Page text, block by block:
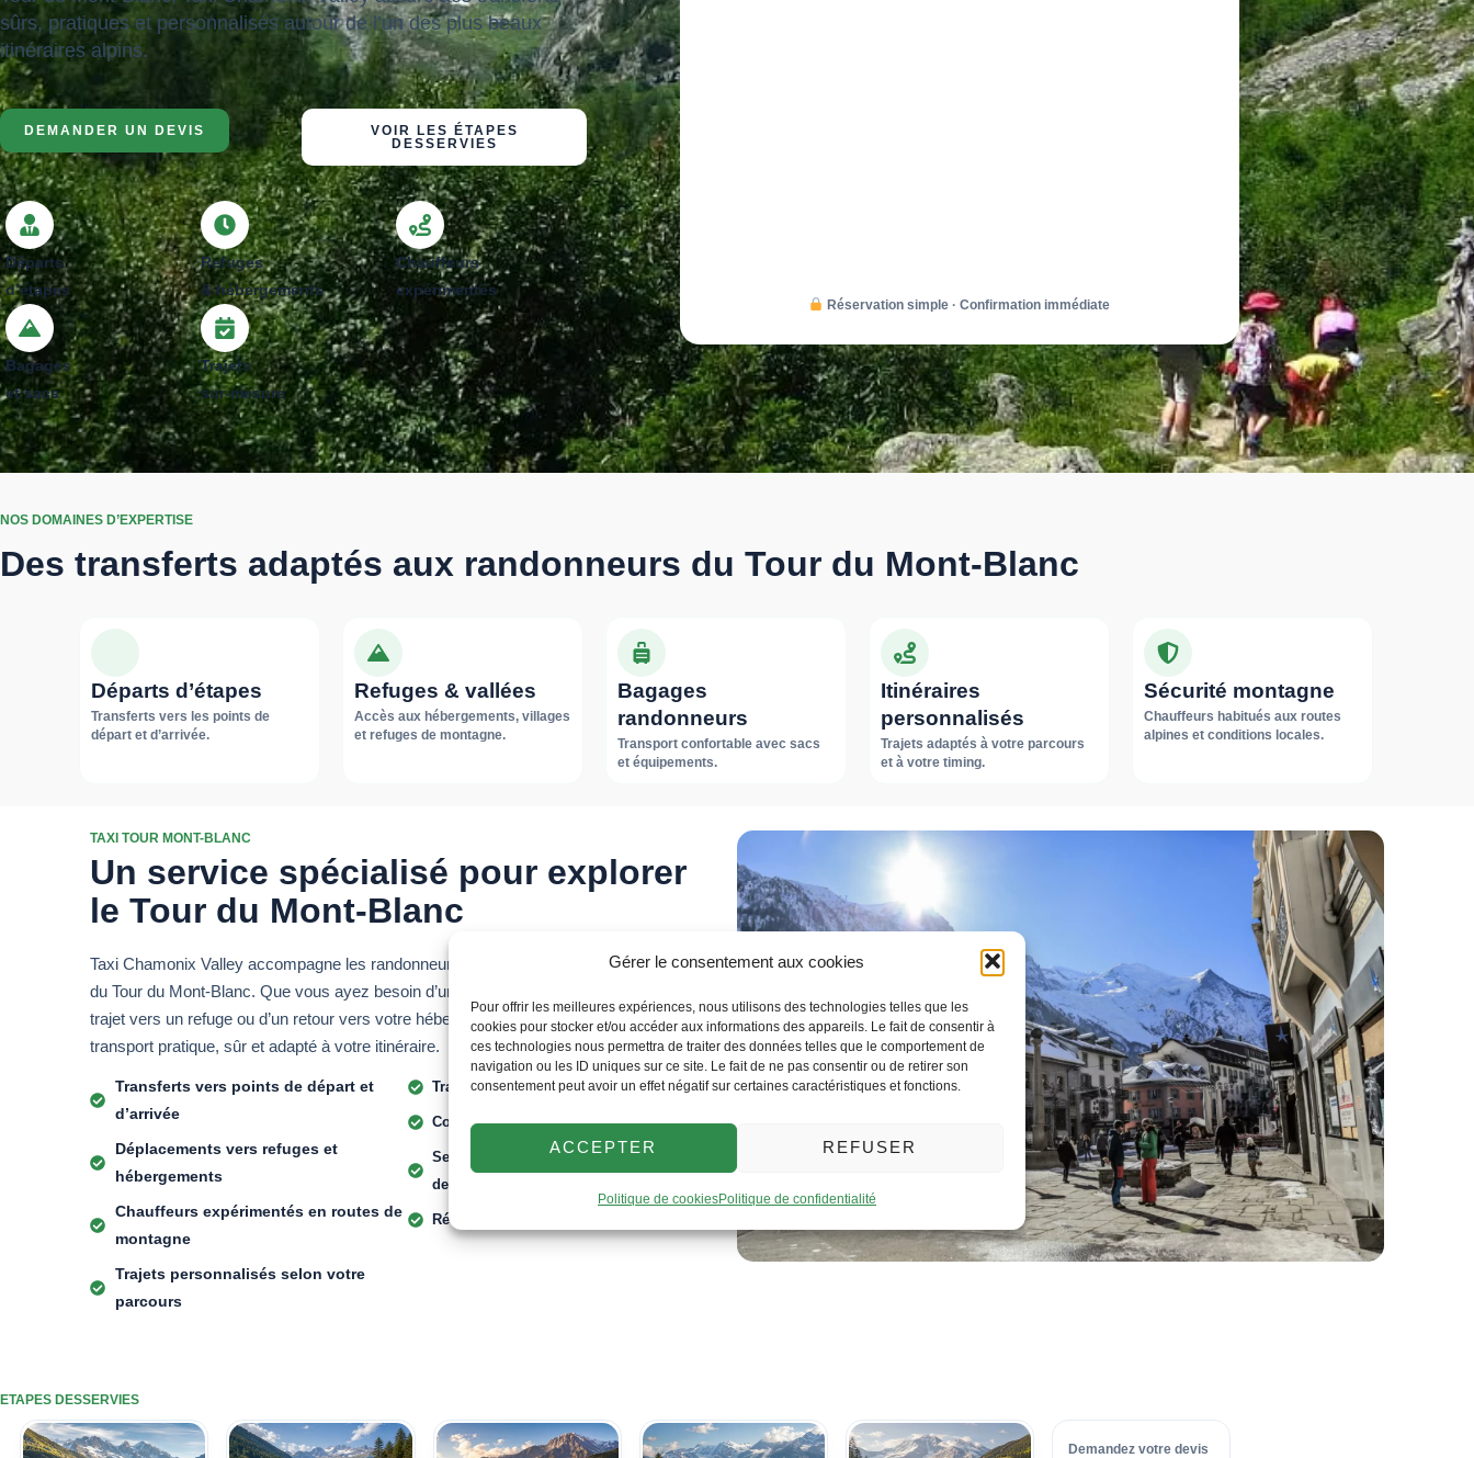
Gérer le consentement aux cookies
Pour offrir les meilleures expériences, nous utilisons des technologies telles que les
cookies pour stocker et/ou accéder aux informations des appareils. Le fait de consentir à
ces technologies nous permettra de traiter des données telles que le comportement de
navigation ou les ID uniques sur ce site. Le fait de ne pas consentir ou de retirer son
consentement peut avoir un effet négatif sur certaines caractéristiques et fonctions.
ACCEPTER REFUSER
Politique de cookiesPolitique de confidentialité
sûrs, pratiques et personnalisés autour de l’un des plus beaux
itinéraires alpins.
DEMANDER UN DEVIS
VOIR LES ÉTAPES
DESSERVIES
Départs
d’étapes
Refuges
& hébergements
Chauffeurs
expérimentés
Bagages
et sacs
Trajets
sur-mesure
Réservation simple · Confirmation immédiate
NOS DOMAINES D’EXPERTISE
Des transferts adaptés aux randonneurs du Tour du Mont-Blanc
Départs d’étapes
Transferts vers les points de
départ et d’arrivée.
Refuges & vallées
Accès aux hébergements, villages
et refuges de montagne.
Bagages
randonneurs
Transport confortable avec sacs
et équipements.
Itinéraires
personnalisés
Trajets adaptés à votre parcours
et à votre timing.
Sécurité montagne
Chauffeurs habitués aux routes
alpines et conditions locales.
TAXI TOUR MONT-BLANC
Un service spécialisé pour explorer
le Tour du Mont-Blanc
Taxi Chamonix Valley accompagne les randonneurs et voyageurs sur les étapes clés
du Tour du Mont-Blanc. Que vous ayez besoin d’un transfert depuis l’aéroport, d’un
trajet vers un refuge ou d’un retour vers votre hébergement, nous organisons un
transport pratique, sûr et adapté à votre itinéraire.
Transferts vers points de départ et
d’arrivée
Déplacements vers refuges et
hébergements
Chauffeurs expérimentés en routes de
montagne
Trajets personnalisés selon votre
parcours
Transport de bagages et équipements
Conseils pour organiser vos étapes
Service confortable après une journée
de marche
Réservation conseillée à l’avance
ETAPES DESSERVIES
Demandez votre devis